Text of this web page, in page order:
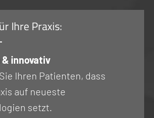
Ihre Praxis:
& innovativ
Ihren Patienten, dass
auf neueste
setzt.